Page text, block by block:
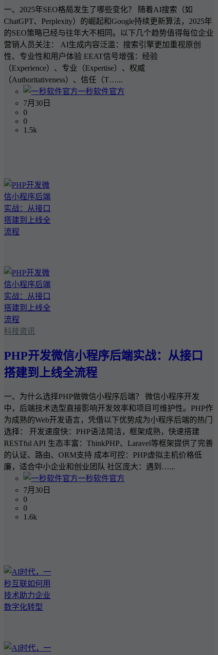
一、2025年SEO格局发生了哪些变化？ 随着AI搜索（如
ChatGPT、Perplexity）的崛起和Google持续更新算法，2025年
的SEO策略已经与往年大不相同。以下几个趋势值得每位企业
营销人员关注： AI生成内容泛滥：搜索引擎更加重视原创
性、专业性和用户体验 EEAT信号增强：经验
（Experience）、专业（Expertise）、权威
（Authoritativeness）、信任（T…...
一秒软件官方
7月30日
0
0
1.5k
科技资讯
PHP开发微信小程序后端实战：从接口
搭建到上线全流程
一、为什么选择PHP做微信小程序后端？ 微信小程序开发
中，后端技术选型直接影响开发效率和项目可维护性。PHP作
为成熟的Web开发语言，凭借以下优势成为小程序后端的热门
选择： 开发速度快：PHP语法简洁，框架成熟，快速搭建
RESTful API 生态丰富：ThinkPHP、Laravel等框架提供了完善
的认证、路由、ORM支持 成本可控：PHP虚拟主机价格低
廉，适合中小企业和创业团队 社区庞大：遇到…...
一秒软件官方
7月30日
0
0
1.6k